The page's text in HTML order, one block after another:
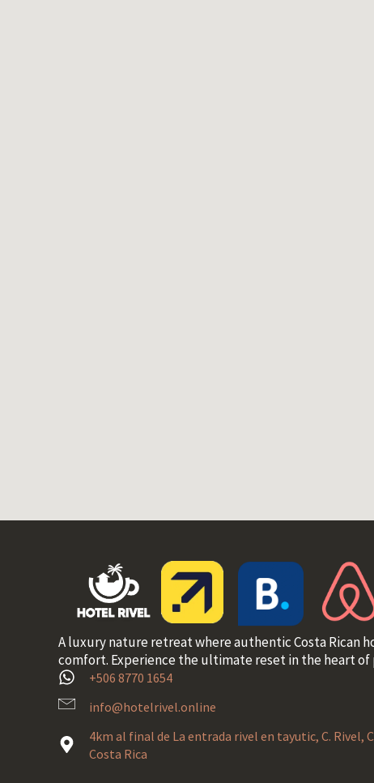
A luxury nature retreat where authentic Costa Rican
comfort. Experience the ultimate reset in the heart of
+506 8770 1654
info@hotelrivel.online
4km al final de La entrada rivel en tayutic, C. Rivel,
Costa Rica